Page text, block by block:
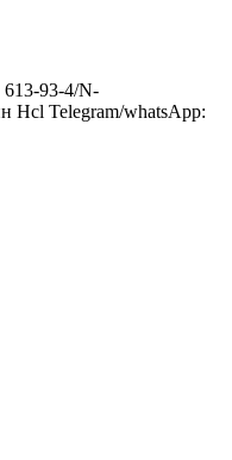
93-4/N-
Hcl Telegram/whatsApp: